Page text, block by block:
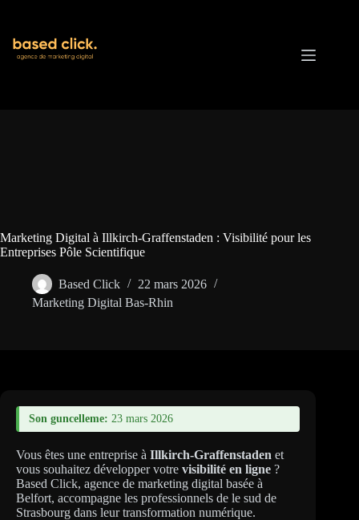
contenu
Marketing Digital à Illkirch-Graffenstaden : Visibilité pour les
Entreprises Pôle Scientifique
Based Click
22 mars 2026
Marketing Digital Bas-Rhin
Son guncelleme: 23 mars 2026
Vous êtes une entreprise à Illkirch-Graffenstaden et
vous souhaitez développer votre visibilité en ligne ?
Based Click, agence de marketing digital basée à
Belfort, accompagne les professionnels de le sud de
Strasbourg dans leur transformation numérique.